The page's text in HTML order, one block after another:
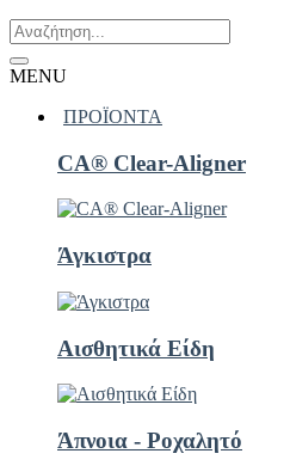
MENU
ΠΡΟΪΟΝΤΑ
CA® Clear-Aligner
Άγκιστρα
Αισθητικά Είδη
Άπνοια - Ροχαλητό